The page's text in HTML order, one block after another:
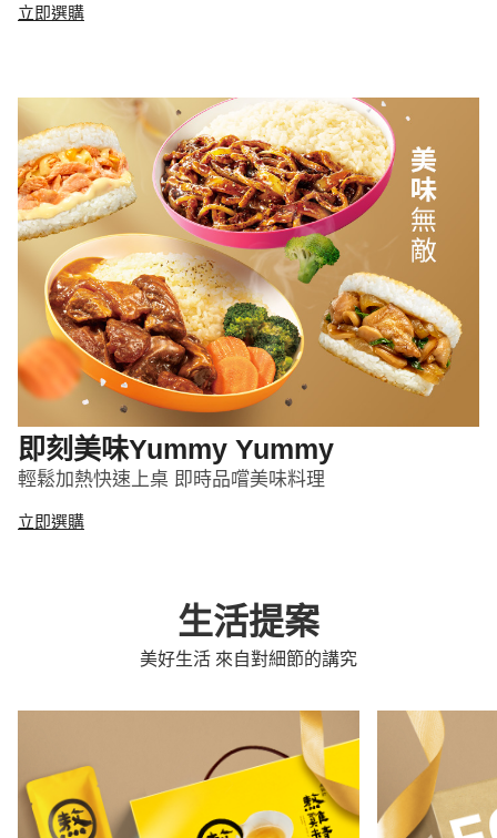
立即選購
即刻美味Yummy Yummy
輕鬆加熱快速上桌 即時品嚐美味料理
立即選購
生活提案
美好生活 來自對細節的講究